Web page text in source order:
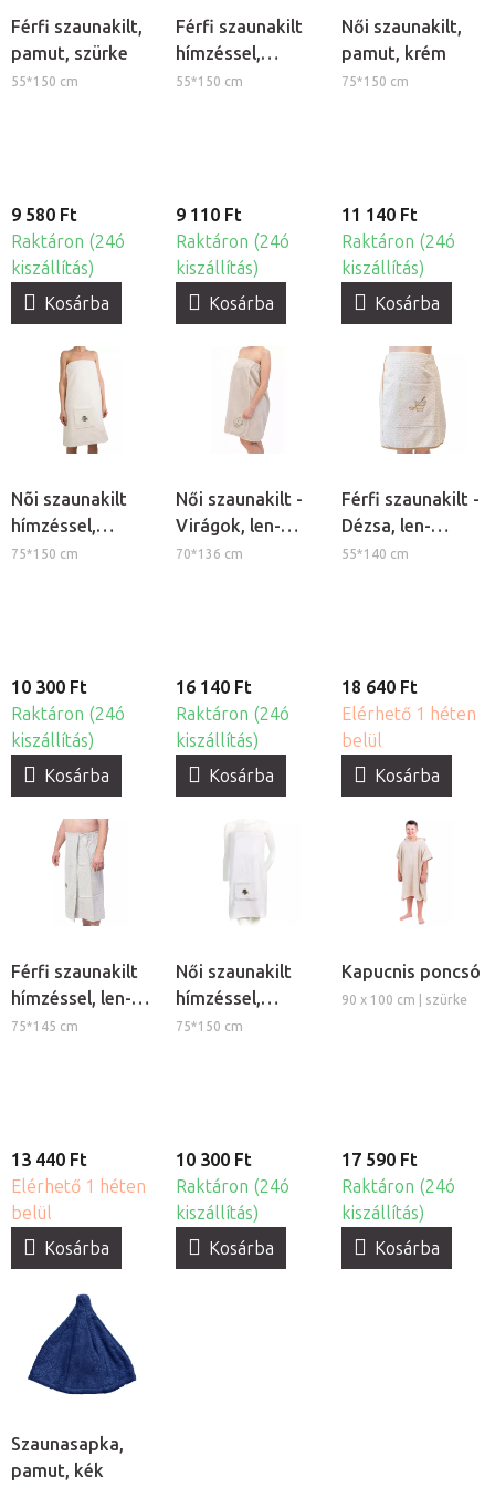
Férfi szaunakilt,
pamut, szürke
55*150 cm
9 580 Ft
Raktáron (24ó
kiszállítás)
Kosárba
Férfi szaunakilt
hímzéssel,
pamut, szürke
55*150 cm
9 110 Ft
Raktáron (24ó
kiszállítás)
Kosárba
Női szaunakilt,
pamut, krém
75*150 cm
11 140 Ft
Raktáron (24ó
kiszállítás)
Kosárba
Nõi szaunakilt
hímzéssel,
pamut, krém
75*150 cm
10 300 Ft
Raktáron (24ó
kiszállítás)
Kosárba
Női szaunakilt -
Virágok, len-
pamut,
70*136 cm
16 140 Ft
Raktáron (24ó
kiszállítás)
Kosárba
Férfi szaunakilt -
Dézsa, len-
pamut,
55*140 cm
18 640 Ft
Elérhető 1 héten
belül
Kosárba
Férfi szaunakilt
hímzéssel, len-
pamut,
75*145 cm
13 440 Ft
Elérhető 1 héten
belül
Kosárba
Női szaunakilt
hímzéssel,
pamut, fehér
75*150 cm
10 300 Ft
Raktáron (24ó
kiszállítás)
Kosárba
Kapucnis poncsó
90 x 100 cm | szürke
17 590 Ft
Raktáron (24ó
kiszállítás)
Kosárba
Szaunasapka,
pamut, kék